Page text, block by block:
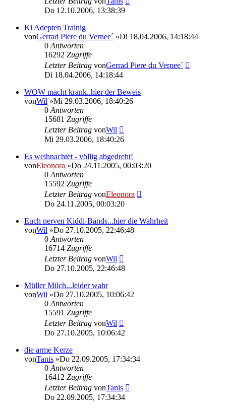
Do 12.10.2006, 13:38:39
Ki Adepten Trainig
vonGerrad Piere du Vernee´ »Di 18.04.2006, 14:18:44
0 Antworten
16292 Zugriffe
Letzter Beitrag vonGerrad Piere du Vernee´
Di 18.04.2006, 14:18:44
WOW macht krank..hier der Beweis
vonWil »Mi 29.03.2006, 18:40:26
0 Antworten
15681 Zugriffe
Letzter Beitrag vonWil
Mi 29.03.2006, 18:40:26
Es weihnachtet - völlig abgedreht!
vonEleonora »Do 24.11.2005, 00:03:20
0 Antworten
15592 Zugriffe
Letzter Beitrag vonEleonora
Do 24.11.2005, 00:03:20
Euch nerven Kiddi-Bands...hier die Wahrheit
vonWil »Do 27.10.2005, 22:46:48
0 Antworten
16714 Zugriffe
Letzter Beitrag vonWil
Do 27.10.2005, 22:46:48
Müller Milch...leider wahr
vonWil »Do 27.10.2005, 10:06:42
0 Antworten
15591 Zugriffe
Letzter Beitrag vonWil
Do 27.10.2005, 10:06:42
die arme Kerze
vonTanis »Do 22.09.2005, 17:34:34
0 Antworten
16412 Zugriffe
Letzter Beitrag vonTanis
Do 22.09.2005, 17:34:34